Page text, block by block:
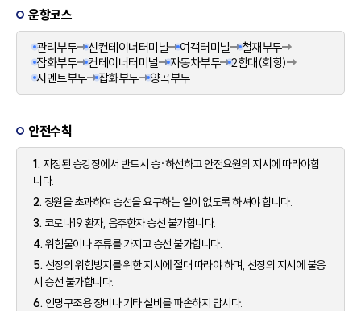
운항코스
관리부두 신컨테이너터미널 여객터미널
철재부두
잡화부두
컨테이너터미널 자동차부두
2함대(회항)
시멘트부두
잡화부두 양곡부두
안전수칙
1. 지정된 승강장에서 반드시 승·하선하고 안전요원의 지시에 따라야합
니다.
2. 정원을 초과하여 승선을 요구하는 일이 없도록 하셔야 합니다.
3. 코로나19 환자, 음주한자 승선 불가합니다.
4. 위험물이나 주류를 가지고 승선 불가합니다.
5. 선장의 위험방지를 위한 지시에 절대 따라야 하며, 선장의 지시에 불응
시 승선 불가합니다.
6. 인명구조용 장비나 기타 설비를 파손하지 맙시다.